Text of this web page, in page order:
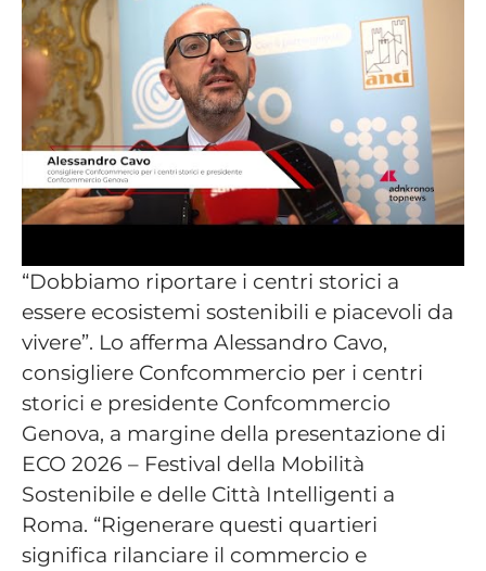
“Dobbiamo riportare i centri storici a
essere ecosistemi sostenibili e piacevoli da
vivere”. Lo afferma Alessandro Cavo,
consigliere Confcommercio per i centri
storici e presidente Confcommercio
Genova, a margine della presentazione di
ECO 2026 – Festival della Mobilità
Sostenibile e delle Città Intelligenti a
Roma. “Rigenerare questi quartieri
significa rilanciare il commercio e